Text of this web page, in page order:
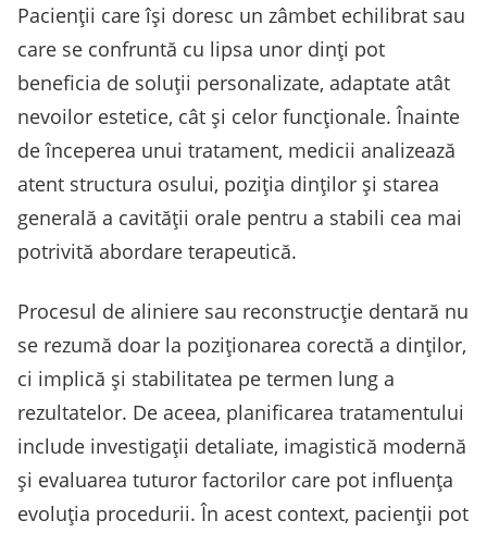
Pacienții care își doresc un zâmbet echilibrat sau
care se confruntă cu lipsa unor dinți pot
beneficia de soluții personalizate, adaptate atât
nevoilor estetice, cât și celor funcționale. Înainte
de începerea unui tratament, medicii analizează
atent structura osului, poziția dinților și starea
generală a cavității orale pentru a stabili cea mai
potrivită abordare terapeutică.
Procesul de aliniere sau reconstrucție dentară nu
se rezumă doar la poziționarea corectă a dinților,
ci implică și stabilitatea pe termen lung a
rezultatelor. De aceea, planificarea tratamentului
include investigații detaliate, imagistică modernă
și evaluarea tuturor factorilor care pot influența
evoluția procedurii. În acest context, pacienții pot